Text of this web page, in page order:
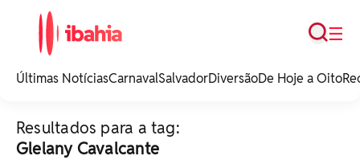
noticias e
☰
Busca
Últimas NotíciasCarnavalSalvadorDiversãoDe Hoje a Oito
Resultados para a tag:
Glelany Cavalcante